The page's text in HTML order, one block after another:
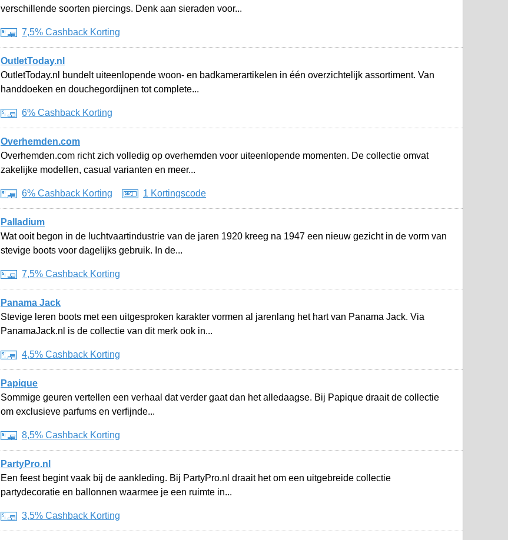
verschillende soorten piercings. Denk aan sieraden voor...
7,5% Cashback Korting
OutletToday.nl
OutletToday.nl bundelt uiteenlopende woon- en badkamerartikelen in één overzichtelijk assortiment. Van
handdoeken en douchegordijnen tot complete...
6% Cashback Korting
Overhemden.com
Overhemden.com richt zich volledig op overhemden voor uiteenlopende momenten. De collectie omvat
zakelijke modellen, casual varianten en meer...
6% Cashback Korting 1 Kortingscode
Palladium
Wat ooit begon in de luchtvaartindustrie van de jaren 1920 kreeg na 1947 een nieuw gezicht in de vorm van
stevige boots voor dagelijks gebruik. In de...
7,5% Cashback Korting
Panama Jack
Stevige leren boots met een uitgesproken karakter vormen al jarenlang het hart van Panama Jack. Via
PanamaJack.nl is de collectie van dit merk ook in...
4,5% Cashback Korting
Papique
Sommige geuren vertellen een verhaal dat verder gaat dan het alledaagse. Bij Papique draait de collectie
om exclusieve parfums en verfijnde...
8,5% Cashback Korting
PartyPro.nl
Een feest begint vaak bij de aankleding. Bij PartyPro.nl draait het om een uitgebreide collectie
partydecoratie en ballonnen waarmee je een ruimte in...
3,5% Cashback Korting